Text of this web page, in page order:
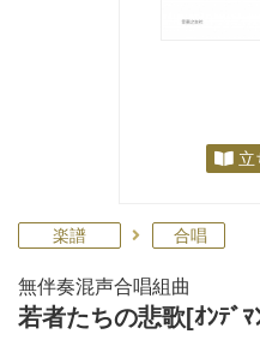
立
楽譜 合唱
無伴奏混声合唱組曲
若者たちの悲歌[ｵﾝﾃﾞﾏ